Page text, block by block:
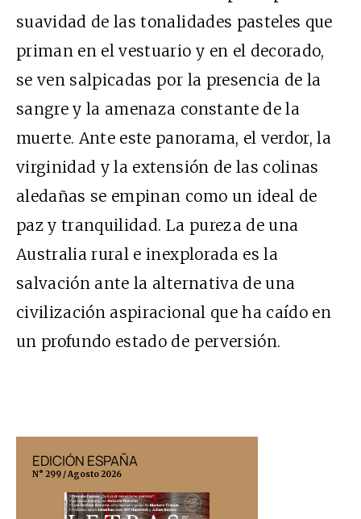
suavidad de las tonalidades pasteles que
priman en el vestuario y en el decorado,
se ven salpicadas por la presencia de la
sangre y la amenaza constante de la
muerte. Ante este panorama, el verdor, la
virginidad y la extensión de las colinas
aledañas se empinan como un ideal de
paz y tranquilidad. La pureza de una
Australia rural e inexplorada es la
salvación ante la alternativa de una
civilización aspiracional que ha caído en
un profundo estado de perversión.
EDICIÓN ESPAÑA
N° 299 / Agosto 2026